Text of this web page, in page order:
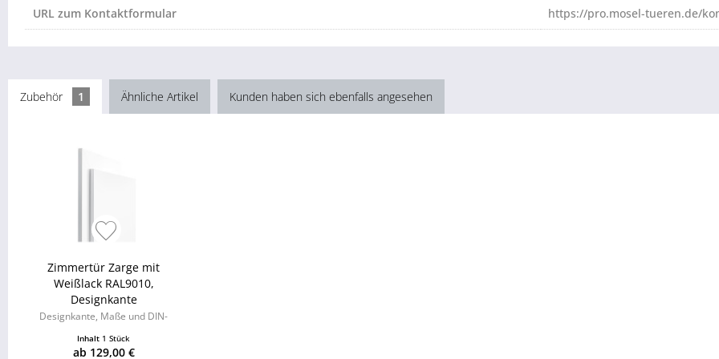
URL zum Kontaktformular https://pro.mosel-tueren.de/
Zubehör 1 Ähnliche Artikel Kunden haben sich ebenfalls angesehen
Zimmertür Zarge mit
Weißlack RAL9010,
Designkante
Designkante, Maße und DIN-
Verstellbereich: 17mm
Inhalt 1 Stück
ab 129,00 €